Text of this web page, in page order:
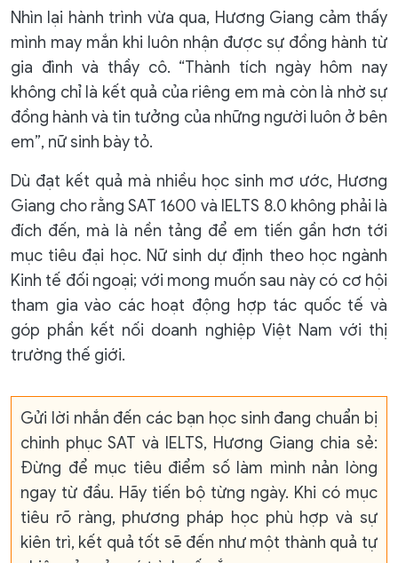
Nhìn lại hành trình vừa qua, Hương Giang cảm thấy
mình may mắn khi luôn nhận được sự đồng hành từ
gia đình và thầy cô. “Thành tích ngày hôm nay
không chỉ là kết quả của riêng em mà còn là nhờ sự
đồng hành và tin tưởng của những người luôn ở bên
em”, nữ sinh bày tỏ.
Dù đạt kết quả mà nhiều học sinh mơ ước, Hương
Giang cho rằng SAT 1600 và IELTS 8.0 không phải là
đích đến, mà là nền tảng để em tiến gần hơn tới
mục tiêu đại học. Nữ sinh dự định theo học ngành
Kinh tế đối ngoại; với mong muốn sau này có cơ hội
tham gia vào các hoạt động hợp tác quốc tế và
góp phần kết nối doanh nghiệp Việt Nam với thị
trường thế giới.
Gửi lời nhắn đến các bạn học sinh đang chuẩn bị
chinh phục SAT và IELTS, Hương Giang chia sẻ:
Đừng để mục tiêu điểm số làm mình nản lòng
ngay từ đầu. Hãy tiến bộ từng ngày. Khi có mục
tiêu rõ ràng, phương pháp học phù hợp và sự
kiên trì, kết quả tốt sẽ đến như một thành quả tự